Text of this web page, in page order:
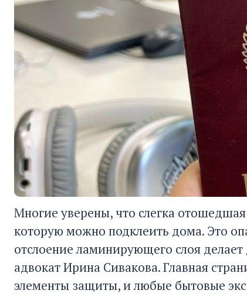
Многие уверены, что слегка
которую можно подклеить дома. Это
отслоение ламинирующего слоя
адвокат Ирина Сивакова. Главная
элементы защиты, и любые бытовые